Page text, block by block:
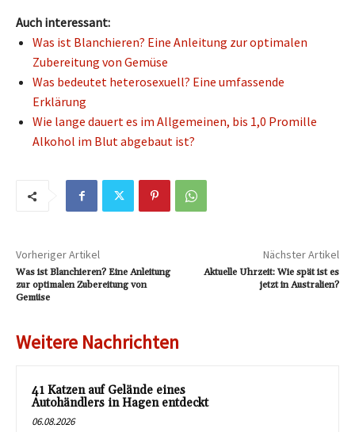
Auch interessant:
Was ist Blanchieren? Eine Anleitung zur optimalen
Zubereitung von Gemüse
Was bedeutet heterosexuell? Eine umfassende
Erklärung
Wie lange dauert es im Allgemeinen, bis 1,0 Promille
Alkohol im Blut abgebaut ist?
Vorheriger Artikel
Was ist Blanchieren? Eine Anleitung
zur optimalen Zubereitung von
Gemüse
Nächster Artikel
Aktuelle Uhrzeit: Wie spät ist es
jetzt in Australien?
Weitere Nachrichten
41 Katzen auf Gelände eines
Autohändlers in Hagen entdeckt
06.08.2026